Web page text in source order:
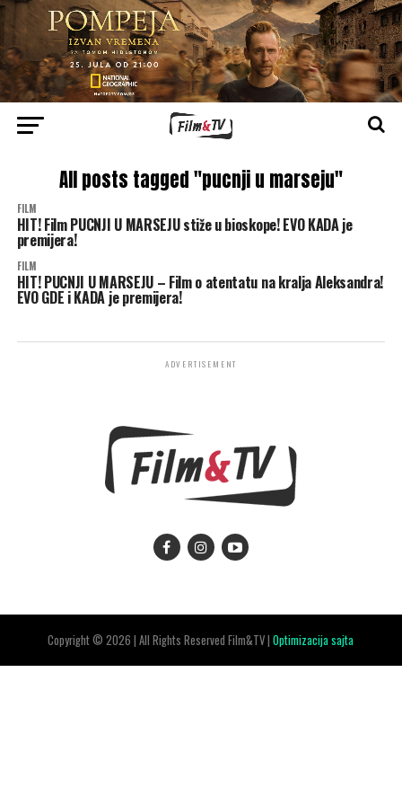
All posts tagged "pucnji u marseju"
FILM
HIT! Film PUCNJI U MARSEJU stiže u bioskope! EVO KADA je
premijera!
FILM
HIT! PUCNJI U MARSEJU – Film o atentatu na kralja Aleksandra!
EVO GDE i KADA je premijera!
ADVERTISEMENT
Copyright © 2026 | All Rights Reserved Film&TV |Optimizacija sajta